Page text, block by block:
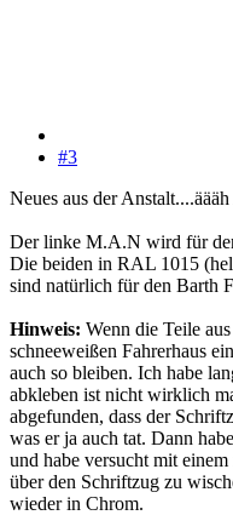
#3
Neues aus der
Der linke M.A.N wird für
Die beiden in RAL 1015
sind natürlich für den Barth
Hinweis: Wenn die Teile
schneeweißen Fahrerhaus
auch so bleiben. Ich habe
abkleben ist nicht wirklich
abgefunden, dass der
was er ja auch tat. Dann
und habe versucht mit
über den Schriftzug zu
wieder in Chrom.